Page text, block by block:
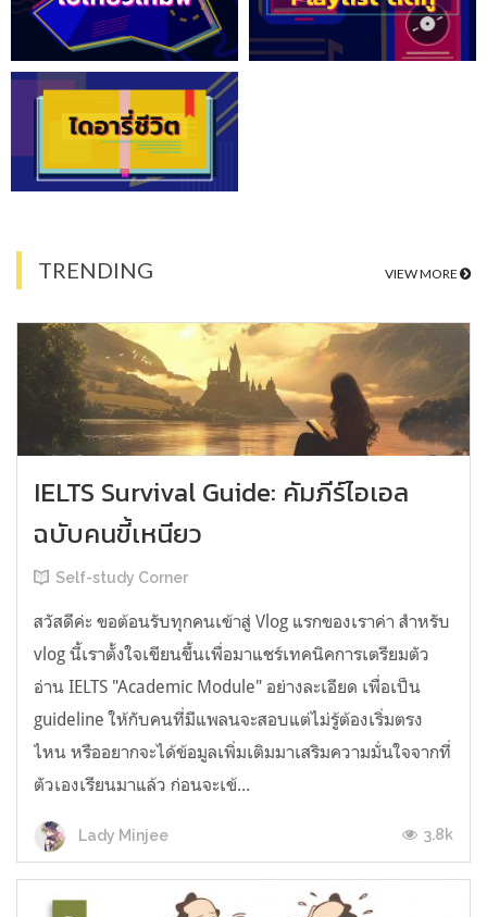
TRENDING VIEW MORE
IELTS Survival Guide: คัมภีร์ไอเอล
ฉบับคนขี้เหนียว
Self-study Corner
สวัสดีค่ะ ขอต้อนรับทุกคนเข้าสู่ Vlog แรกของเราค่า สำหรับ
vlog นี้เราตั้งใจเขียนขึ้นเพื่อมาแชร์เทคนิคการเตรียมตัว
อ่าน IELTS "Academic Module" อย่างละเอียด เพื่อเป็น
guideline ให้กับคนที่มีแพลนจะสอบแต่ไม่รู้ต้องเริ่มตรง
ไหน หรืออยากจะได้ข้อมูลเพิ่มเติมมาเสริมความมั่นใจจากที่
ตัวเองเรียนมาแล้ว ก่อนจะเข้...
Lady Minjee 3.8k